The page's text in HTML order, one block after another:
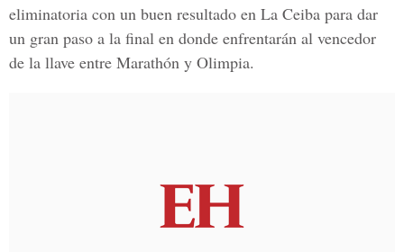
eliminatoria con un buen resultado en La Ceiba para dar
un gran paso a la final en donde enfrentarán al vencedor
de la llave entre Marathón y Olimpia.